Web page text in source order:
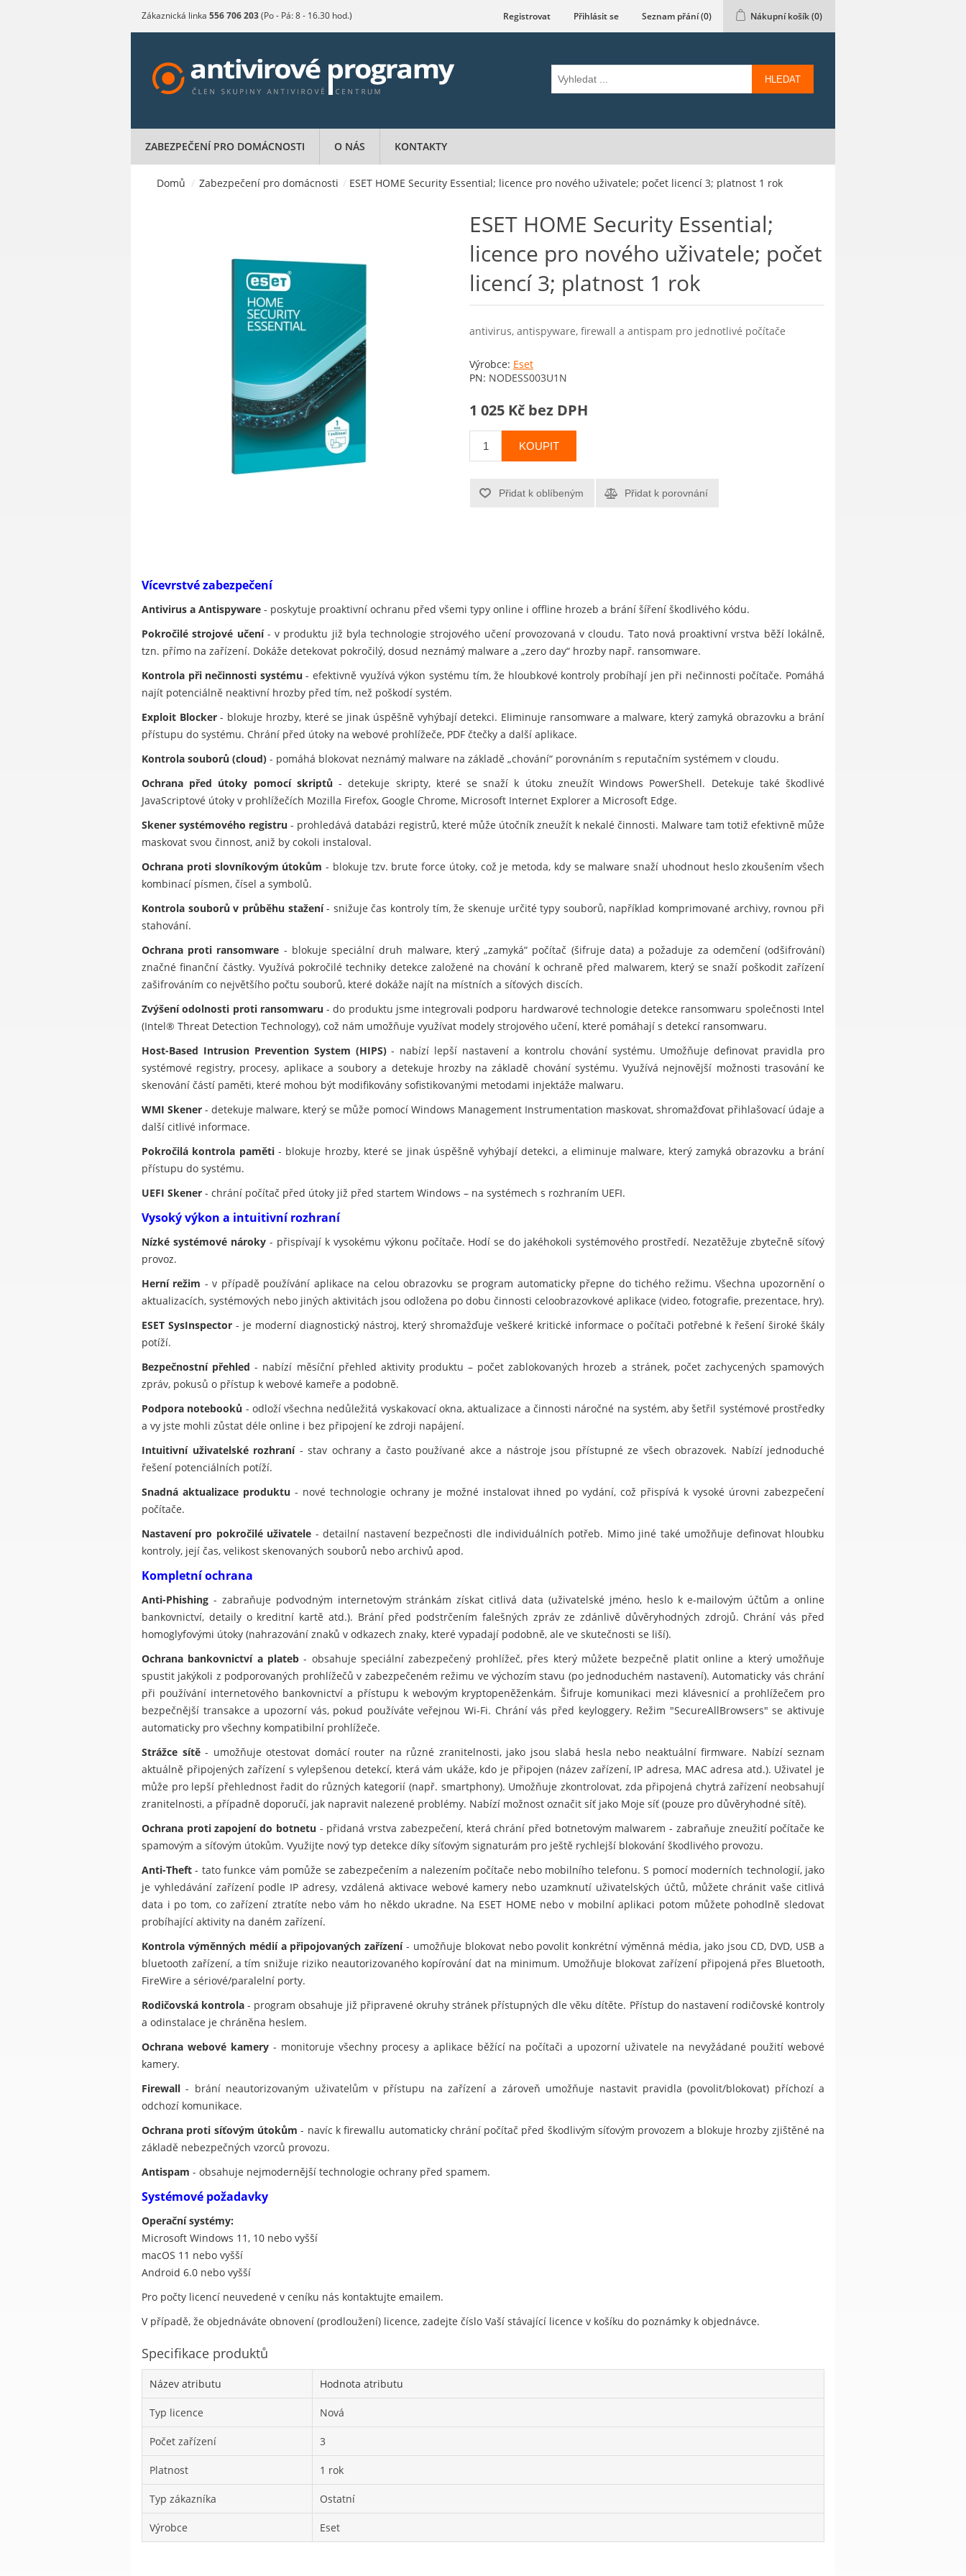
Zákaznická linka 556 706 203(Po - Pá: 8 - 16.30 hod.) Registrovat Přihlásit se Seznam přání(0) Nákupní košík(0)
HLEDAT
ZABEZPEČENÍ PRO DOMÁCNOSTI O NÁS KONTAKTY
Domů / Zabezpečení pro domácnosti / ESET HOME Security Essential; licence pro nového uživatele; počet licencí 3; platnost 1 rok
ESET HOME Security Essential;
licence pro nového uživatele; počet
licencí 3; platnost 1 rok
antivirus, antispyware, firewall a antispam pro jednotlivé počítače
Výrobce: Eset
PN: NODESS003U1N
1 025 Kč bez DPH
KOUPIT
Přidat k oblíbeným Přidat k porovnání
Vícevrstvé zabezpečení
Antivirus a Antispyware - poskytuje proaktivní ochranu před všemi typy online i offline hrozeb a brání šíření škodlivého kódu.
Pokročilé strojové učení- v produktu již byla technologie strojového učení provozovaná v cloudu. Tato nová proaktivní vrstva běží lokálně,
tzn. přímo na zařízení. Dokáže detekovat pokročilý, dosud neznámý malware a „zero day“ hrozby např. ransomware.
Kontrola při nečinnosti systému - efektivně využívá výkon systému tím, že hloubkové kontroly probíhají jen při nečinnosti počítače. Pomáhá
najít potenciálně neaktivní hrozby před tím, než poškodí systém.
Exploit Blocker- blokuje hrozby, které se jinak úspěšně vyhýbají detekci. Eliminuje ransomware a malware, který zamyká obrazovku a brání
přístupu do systému. Chrání před útoky na webové prohlížeče, PDF čtečky a další aplikace.
Kontrola souborů (cloud) - pomáhá blokovat neznámý malware na základě „chování“ porovnáním s reputačním systémem v cloudu.
Ochrana před útoky pomocí skriptů - detekuje skripty, které se snaží k útoku zneužít Windows PowerShell. Detekuje také škodlivé
JavaScriptové útoky v prohlížečích Mozilla Firefox, Google Chrome, Microsoft Internet Explorer a Microsoft Edge.
Skener systémového registru - prohledává databázi registrů, které může útočník zneužít k nekalé činnosti. Malware tam totiž efektivně může
maskovat svou činnost, aniž by cokoli instaloval.
Ochrana proti slovníkovým útokům - blokuje tzv. brute force útoky, což je metoda, kdy se malware snaží uhodnout heslo zkoušením všech
kombinací písmen, čísel a symbolů.
Kontrola souborů v průběhu stažení- snižuje čas kontroly tím, že skenuje určité typy souborů, například komprimované archivy, rovnou při
stahování.
Ochrana proti ransomware - blokuje speciální druh malware, který „zamyká“ počítač (šifruje data) a požaduje za odemčení (odšifrování)
značné finanční částky. Využívá pokročilé techniky detekce založené na chování k ochraně před malwarem, který se snaží poškodit zařízení
zašifrováním co největšího počtu souborů, které dokáže najít na místních a síťových discích.
Zvýšení odolnosti proti ransomwaru - do produktu jsme integrovali podporu hardwarové technologie detekce ransomwaru společnosti Intel
(Intel® Threat Detection Technology), což nám umožňuje využívat modely strojového učení, které pomáhají s detekcí ransomwaru.
Host-Based Intrusion Prevention System (HIPS)- nabízí lepší nastavení a kontrolu chování systému. Umožňuje definovat pravidla pro
systémové registry, procesy, aplikace a soubory a detekuje hrozby na základě chování systému. Využívá nejnovější možnosti trasování ke
skenování částí paměti, které mohou být modifikovány sofistikovanými metodami injektáže malwaru.
WMI Skener - detekuje malware, který se může pomocí Windows Management Instrumentation maskovat, shromažďovat přihlašovací údaje a
další citlivé informace.
Pokročilá kontrola paměti- blokuje hrozby, které se jinak úspěšně vyhýbají detekci, a eliminuje malware, který zamyká obrazovku a brání
přístupu do systému.
UEFI Skener - chrání počítač před útoky již před startem Windows – na systémech s rozhraním UEFI.
Vysoký výkon a intuitivní rozhraní
Nízké systémové nároky- přispívají k vysokému výkonu počítače. Hodí se do jakéhokoli systémového prostředí. Nezatěžuje zbytečně síťový
provoz.
Herní režim - v případě používání aplikace na celou obrazovku se program automaticky přepne do tichého režimu. Všechna upozornění o
aktualizacích, systémových nebo jiných aktivitách jsou odložena po dobu činnosti celoobrazovkové aplikace (video, fotografie, prezentace, hry).
ESET SysInspector - je moderní diagnostický nástroj, který shromažďuje veškeré kritické informace o počítači potřebné k řešení široké škály
potíží.
Bezpečnostní přehled - nabízí měsíční přehled aktivity produktu – počet zablokovaných hrozeb a stránek, počet zachycených spamových
zpráv, pokusů o přístup k webové kameře a podobně.
Podpora notebooků - odloží všechna nedůležitá vyskakovací okna, aktualizace a činnosti náročné na systém, aby šetřil systémové prostředky
a vy jste mohli zůstat déle online i bez připojení ke zdroji napájení.
Intuitivní uživatelské rozhraní- stav ochrany a často používané akce a nástroje jsou přístupné ze všech obrazovek. Nabízí jednoduché
řešení potenciálních potíží.
Snadná aktualizace produktu - nové technologie ochrany je možné instalovat ihned po vydání, což přispívá k vysoké úrovni zabezpečení
počítače.
Nastavení pro pokročilé uživatele - detailní nastavení bezpečnosti dle individuálních potřeb. Mimo jiné také umožňuje definovat hloubku
kontroly, její čas, velikost skenovaných souborů nebo archivů apod.
Kompletní ochrana
Anti-Phishing - zabraňuje podvodným internetovým stránkám získat citlivá data (uživatelské jméno, heslo k e-mailovým účtům a online
bankovnictví, detaily o kreditní kartě atd.). Brání před podstrčením falešných zpráv ze zdánlivě důvěryhodných zdrojů. Chrání vás před
homoglyfovými útoky (nahrazování znaků v odkazech znaky, které vypadají podobně, ale ve skutečnosti se liší).
Ochrana bankovnictví a plateb - obsahuje speciální zabezpečený prohlížeč, přes který můžete bezpečně platit online a který umožňuje
spustit jakýkoli z podporovaných prohlížečů v zabezpečeném režimu ve výchozím stavu (po jednoduchém nastavení). Automaticky vás chrání
při používání internetového bankovnictví a přístupu k webovým kryptopeněženkám. Šifruje komunikaci mezi klávesnicí a prohlížečem pro
bezpečnější transakce a upozorní vás, pokud používáte veřejnou Wi-Fi. Chrání vás před keyloggery. Režim "SecureAllBrowsers" se aktivuje
automaticky pro všechny kompatibilní prohlížeče.
Strážce sítě- umožňuje otestovat domácí router na různé zranitelnosti, jako jsou slabá hesla nebo neaktuální firmware. Nabízí seznam
aktuálně připojených zařízení s vylepšenou detekcí, která vám ukáže, kdo je připojen (název zařízení, IP adresa, MAC adresa atd.). Uživatel je
může pro lepší přehlednost řadit do různých kategorií (např. smartphony). Umožňuje zkontrolovat, zda připojená chytrá zařízení neobsahují
zranitelnosti, a případně doporučí, jak napravit nalezené problémy. Nabízí možnost označit síť jako Moje síť (pouze pro důvěryhodné sítě).
Ochrana proti zapojení do botnetu - přidaná vrstva zabezpečení, která chrání před botnetovým malwarem - zabraňuje zneužití počítače ke
spamovým a síťovým útokům. Využijte nový typ detekce díky síťovým signaturám pro ještě rychlejší blokování škodlivého provozu.
Anti-Theft - tato funkce vám pomůže se zabezpečením a nalezením počítače nebo mobilního telefonu. S pomocí moderních technologií, jako
je vyhledávání zařízení podle IP adresy, vzdálená aktivace webové kamery nebo uzamknutí uživatelských účtů, můžete chránit vaše citlivá
data i po tom, co zařízení ztratíte nebo vám ho někdo ukradne. Na ESET HOME nebo v mobilní aplikaci potom můžete pohodlně sledovat
probíhající aktivity na daném zařízení.
Kontrola výměnných médií a připojovaných zařízení- umožňuje blokovat nebo povolit konkrétní výměnná média, jako jsou CD, DVD, USB a
bluetooth zařízení, a tím snižuje riziko neautorizovaného kopírování dat na minimum. Umožňuje blokovat zařízení připojená přes Bluetooth,
FireWire a sériové/paralelní porty.
Rodičovská kontrola - program obsahuje již připravené okruhy stránek přístupných dle věku dítěte. Přístup do nastavení rodičovské kontroly
a odinstalace je chráněna heslem.
Ochrana webové kamery- monitoruje všechny procesy a aplikace běžící na počítači a upozorní uživatele na nevyžádané použití webové
kamery.
Firewall - brání neautorizovaným uživatelům v přístupu na zařízení a zároveň umožňuje nastavit pravidla (povolit/blokovat) příchozí a
odchozí komunikace.
Ochrana proti síťovým útokům - navíc k firewallu automaticky chrání počítač před škodlivým síťovým provozem a blokuje hrozby zjištěné na
základě nebezpečných vzorců provozu.
Antispam - obsahuje nejmodernější technologie ochrany před spamem.
Systémové požadavky
Operační systémy:
Microsoft Windows 11, 10 nebo vyšší
macOS 11 nebo vyšší
Android 6.0 nebo vyšší
Pro počty licencí neuvedené v ceníku nás kontaktujte emailem.
V případě, že objednáváte obnovení (prodloužení) licence, zadejte číslo Vaší stávající licence v košíku do poznámky k objednávce.
Specifikace produktů
Název atributu Hodnota atributu
Typ licence Nová
Počet zařízení 3
Platnost 1 rok
Typ zákazníka Ostatní
Výrobce Eset